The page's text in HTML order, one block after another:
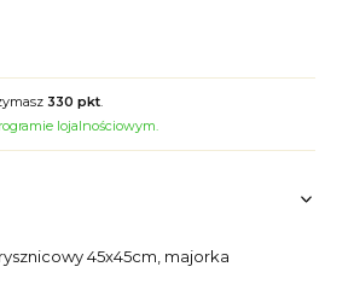
330 pkt.
lojalnościowym.
45x45cm, majorka